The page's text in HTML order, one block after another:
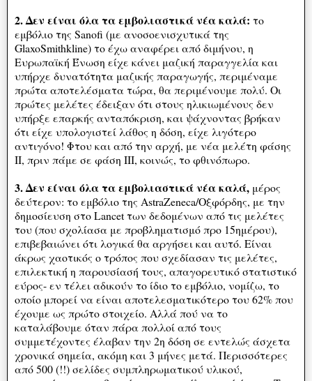
2. Δεν είναι όλα τα εμβολιαστικά νέα καλά: το
εμβόλιο της Sanofi (με ανοσοενισχυτικά της
GlaxoSmithkline) το έχω αναφέρει από διμήνου, η
Ευρωπαϊκή Ένωση είχε κάνει μαζική παραγγελία και
υπήρχε δυνατότητα μαζικής παραγωγής, περιμέναμε
πρώτα αποτελέσματα τώρα, θα περιμένουμε πολύ. Οι
πρώτες μελέτες έδειξαν ότι στους ηλικιωμένους δεν
υπήρξε επαρκής ανταπόκριση, και ψάχνοντας βρήκαν
ότι είχε υπολογιστεί λάθος η δόση, είχε λιγότερο
αντιγόνο! Φτου και από την αρχή, με νέα μελέτη φάσης
ΙΙ, πριν πάμε σε φάση ΙΙΙ, κοινώς, το φθινόπωρο.
3. Δεν είναι όλα τα εμβολιαστικά νέα καλά, μέρος
δεύτερον: το εμβόλιο της AstraZeneca/Οξφόρδης, με την
δημοσίευση στο Lancet των δεδομένων από τις μελέτες
του (που σχολίασα με προβληματισμό προ 15ημέρου),
επιβεβαιώνει ότι λογικά θα αργήσει και αυτό. Είναι
άκρως χαοτικός ο τρόπος που σχεδίασαν τις μελέτες,
επιλεκτική η παρουσίασή τους, απαγορευτικό στατιστικό
εύρος- εν τέλει αδικούν το ίδιο το εμβόλιο, νομίζω, το
οποίο μπορεί να είναι αποτελεσματικότερο του 62% που
έχουμε ως πρώτο στοιχείο. Αλλά πού να το
καταλάβουμε όταν πάρα πολλοί από τους
συμμετέχοντες έλαβαν την 2η δόση σε εντελώς άσχετα
χρονικά σημεία, ακόμη και 3 μήνες μετά. Περισσότερες
από 500 (!!) σελίδες συμπληρωματικού υλικού,